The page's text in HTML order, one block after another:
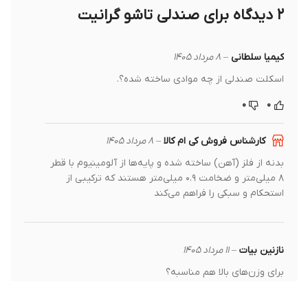
صندلی تاشو گرانیت
کیمیا سلطانی– ۸ مرداد ۱۴۰۵
اسکلت صندلی از چه موادی ساخته شده؟.
کارشناس فروش کی ام کالا– ۸ مرداد ۱۴۰۵
بدنه از فلز (آهن) ساخته شده و پایه‌ها از آلومینیوم با قطر
۸ میلی‌متر و ضخامت ۰.۹ میلی‌متر هستند که ترکیبی از
استحکام و سبکی را فراهم می‌کند
نازنین بیات– ۱۱ مرداد ۱۴۰۵
برای وزن‌های بالا هم مناسبه؟